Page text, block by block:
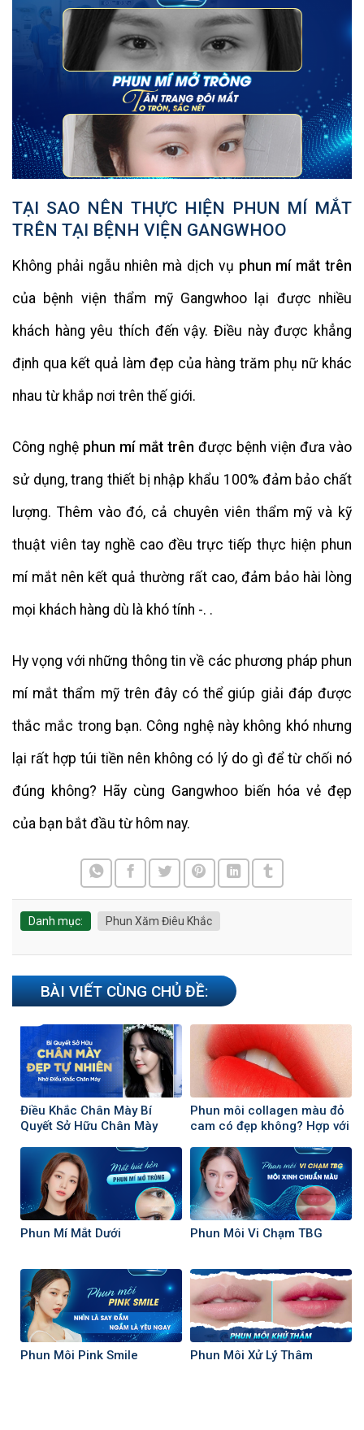
TẠI SAO NÊN THỰC HIỆN PHUN MÍ MẮT
TRÊN TẠI BỆNH VIỆN GANGWHOO
Không phải ngẫu nhiên mà dịch vụ phun mí mắt trên
của bệnh viện thẩm mỹ Gangwhoo lại được nhiều
khách hàng yêu thích đến vậy. Điều này được khẳng
định qua kết quả làm đẹp của hàng trăm phụ nữ khác
nhau từ khắp nơi trên thế giới.
Công nghệ phun mí mắt trên được bệnh viện đưa vào
sử dụng, trang thiết bị nhập khẩu 100% đảm bảo chất
lượng. Thêm vào đó, cả chuyên viên thẩm mỹ và kỹ
thuật viên tay nghề cao đều trực tiếp thực hiện phun
mí mắt nên kết quả thường rất cao, đảm bảo hài lòng
mọi khách hàng dù là khó tính -. .
Hy vọng với những thông tin về các phương pháp phun
mí mắt thẩm mỹ trên đây có thể giúp giải đáp được
thắc mắc trong bạn. Công nghệ này không khó nhưng
lại rất hợp túi tiền nên không có lý do gì để từ chối nó
đúng không? Hãy cùng Gangwhoo biến hóa vẻ đẹp
của bạn bắt đầu từ hôm nay.
Danh mục: Phun Xăm Điêu Khắc
BÀI VIẾT CÙNG CHỦ ĐỀ:
Điều Khắc Chân Mày Bí
Quyết Sở Hữu Chân Mày
Phun môi collagen màu đỏ
cam có đẹp không? Hợp với
Phun Mí Mắt Dưới Phun Môi Vi Chạm TBG
Phun Môi Pink Smile Phun Môi Xử Lý Thâm